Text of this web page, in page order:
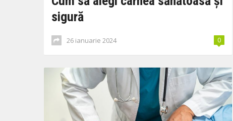
sigură
26 ianuarie 2024 0